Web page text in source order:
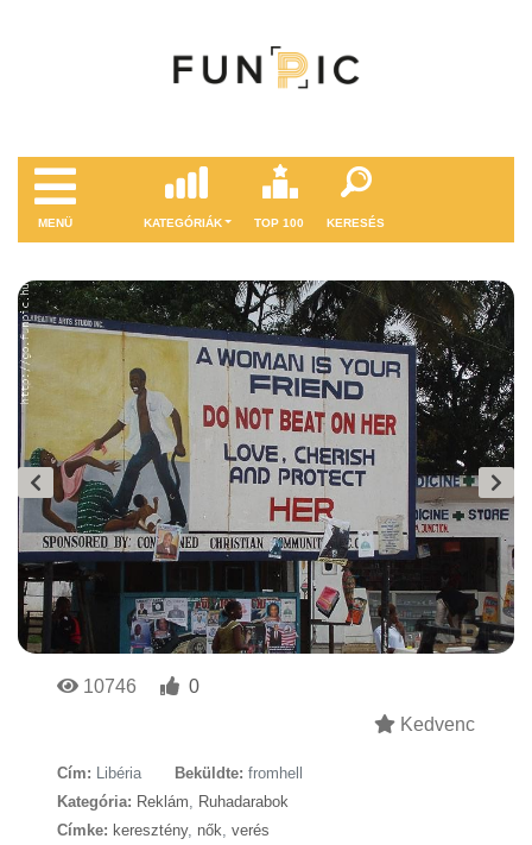
MENÜ KATEGÓRIÁK TOP 100 KERESÉS
10746
0
Kedvenc
Cím: Libéria Beküldte: fromhell
Kategória: Reklám
Ruhadarabok
Címke: keresztény, nők verés